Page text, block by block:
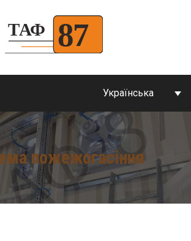
Українська
пожежогасіння